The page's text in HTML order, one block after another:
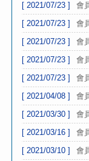
[ 2021/07/23 ]
會
[ 2021/07/23 ]
會
[ 2021/07/23 ]
會
[ 2021/07/23 ]
會
[ 2021/07/23 ]
會
[ 2021/04/08 ]
會
[ 2021/03/30 ]
會
[ 2021/03/16 ]
會
[ 2021/03/10 ]
會